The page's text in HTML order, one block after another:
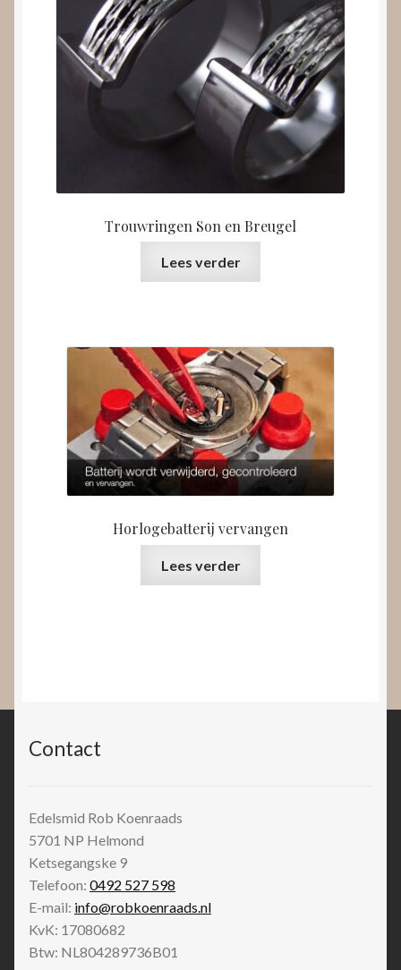
Trouwringen Son en Breugel
Lees verder
Horlogebatterij vervangen
Lees verder
Contact
Edelsmid Rob Koenraads
5701 NP Helmond
Ketsegangske 9
Telefoon: 0492 527 598
E-mail: info@robkoenraads.nl
KvK: 17080682
Btw: NL804289736B01